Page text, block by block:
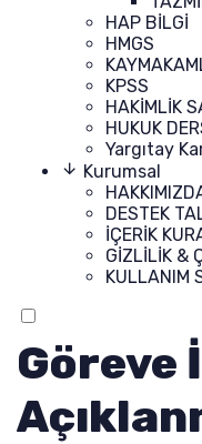
HAP BİLGİ
HMGS
KPSS
HAKİMLİK
HUKUK
Yargıtay
Kurumsal
DESTEK
İÇERİK
GİZLİLİK &
KULLANIM
Göreve